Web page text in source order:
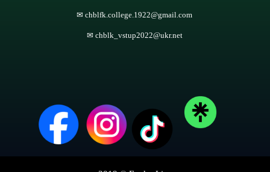
✉ chblfk.college.1922@gmail.com
✉ chblk_vstup2022@ukr.net